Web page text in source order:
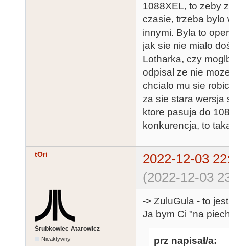
1088XEL, to zeby
czasie, trzeba bylo
innymi. Byla to
jak sie nie miało
Lotharka, czy
odpisal ze nie
chcialo mu sie
za sie stara wersja
ktore pasuja do
konkurencja, to
tOri
2022-12-03
(2022-12-03
Śrubkowiec Atarowicz
Nieaktywny
-> ZuluGula - to
Ja bym Ci "na
prz napisał/a: